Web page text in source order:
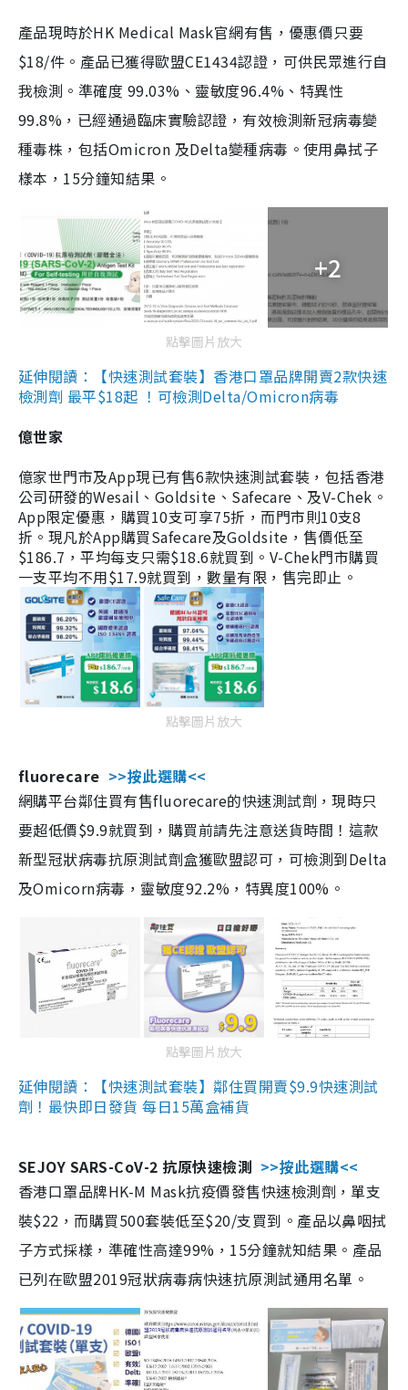
產品現時於HK Medical Mask官網有售，優惠價只要
$18/件。產品已獲得歐盟CE1434認證，可供民眾進行自
我檢測。準確度 99.03%、靈敏度96.4%、特異性
99.8%，已經通過臨床實驗認證，有效檢測新冠病毒變
種毒株，包括Omicron 及Delta變種病毒。使用鼻拭子
樣本，15分鐘知結果。
+2
點擊圖片放大
延伸閱讀：【快速測試套裝】香港口罩品牌開賣2款快速
檢測劑 最平$18起 ！可檢測Delta/Omicron病毒
億世家
億家世門市及App現已有售6款快速測試套裝，包括香港
公司研發的Wesail、Goldsite、Safecare、及V-Chek。
App限定優惠，購買10支可享75折，而門市則10支8
折。現凡於App購買Safecare及Goldsite，售價低至
$186.7，平均每支只需$18.6就買到。V-Chek門市購買
一支平均不用$17.9就買到，數量有限，售完即止。
點擊圖片放大
fluorecare >>按此選購<<
網購平台鄰住買有售fluorecare的快速測試劑，現時只
要超低價$9.9就買到，購買前請先注意送貨時間！這款
新型冠狀病毒抗原測試劑盒獲歐盟認可，可檢測到Delta
及Omicorn病毒，靈敏度92.2%，特異度100%。
點擊圖片放大
延伸閱讀：【快速測試套裝】鄰住買開賣$9.9快速測試
劑！最快即日發貨 每日15萬盒補貨
SEJOY SARS-CoV-2 抗原快速檢測 >>按此選購<<
香港口罩品牌HK-M Mask抗疫價發售快速檢測劑，單支
裝$22，而購買500套裝低至$20/支買到。產品以鼻咽拭
子方式採樣，準確性高達99%，15分鐘就知結果。產品
已列在歐盟2019冠狀病毒病快速抗原測試通用名單。